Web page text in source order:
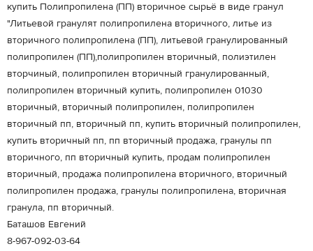
купить Полипропилена (ПП) вторичное сырьё в виде гранул
"Литьевой гранулят полипропилена вторичного, литье из
вторичного полипропилена (ПП), литьевой гранулированный
полипропилен (ПП),полипропилен вторичный, полиэтилен
вторчиный, полипропилен вторичный гранулированный,
полипропилен вторичный купить, полипропилен 01030
вторичный, вторичный полипропилен, полипропилен
вторичный пп, вторичный пп, купить вторичный полипропилен,
купить вторичный пп, пп вторичный продажа, гранулы пп
вторичного, пп вторичный купить, продам полипропилен
вторичный, продажа полипропилена вторичного, вторичный
полипропилен продажа, гранулы полипропилена, вторичная
гранула, пп вторичный.
Баташов Евгений
8-967-092-03-64